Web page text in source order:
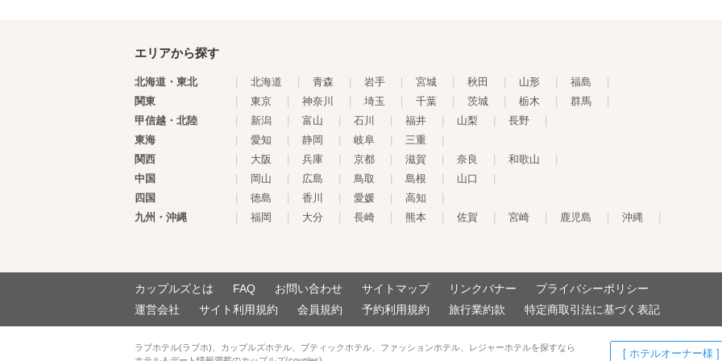
エリアから探す
北海道・東北 北海道 青森 岩手 宮城 秋田 山形 福島
関東
東京 神奈川 埼玉 千葉 茨城 栃木 群馬
甲信越・北陸
新潟 富山 石川 福井 山梨 長野
東海
愛知 静岡 岐阜 三重
関西
大阪 兵庫 京都 滋賀 奈良 和歌山
中国
岡山 広島 鳥取 島根 山口
四国
徳島 香川 愛媛 高知
九州・沖縄
福岡 大分 長崎 熊本 佐賀 宮崎 鹿児島 沖縄
カップルズとは FAQ お問い合わせ サイトマップ リンクバナー
プライバシーポリシー
運営会社
サイト利用規約 会員規約 予約利用規約 旅行業約款 特定商取引法に基づく表記
ラブホテル(ラブホ)、カップルズホテル、ブティックホテル、ファッションホテル、レジャーホテルを探すなら
[ ホテルオーナー様